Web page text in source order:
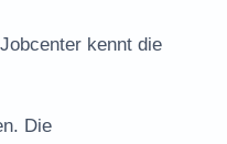
kennt die
Die